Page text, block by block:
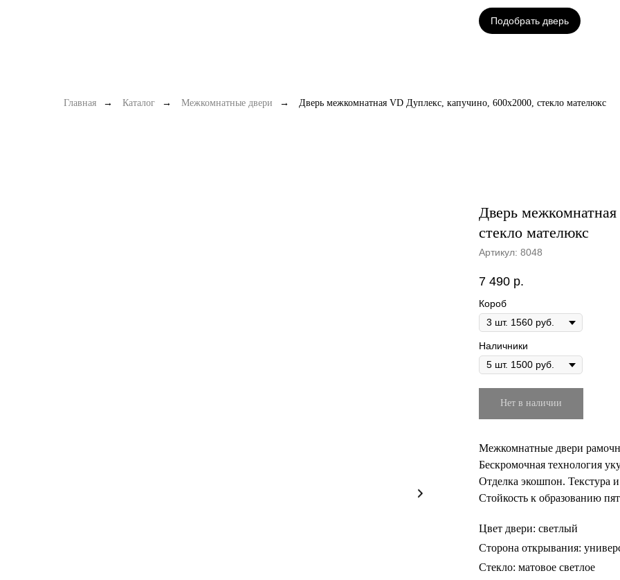
Подобрать дверь
Главная → Каталог → Межкомнатные двери → Дверь межкомнатная VD Дуплекс, капучино, 600х2000, стекло мателюкс
Дверь
стекло мателюкс
Артикул: 8048
7 490 р.
Короб
Наличники
Нет в наличии
Межкомнатные двери
Бескромочная технология
Отделка экошпон. Текстура
Стойкость к образованию
Цвет двери: светлый
Сторона открывания:
Стекло: матовое светлое